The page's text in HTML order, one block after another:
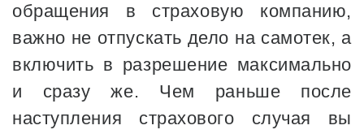
обращения в страховую компанию,
важно не отпускать дело на самотек, а
включить в разрешение максимально
и сразу же. Чем раньше после
наступления страхового случая вы